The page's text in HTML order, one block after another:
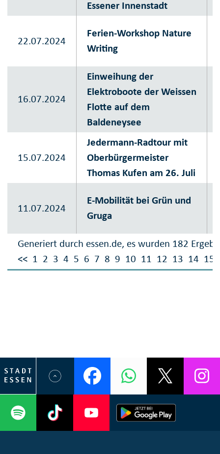
Generiert durch essen.de, es wurden 182
<< 1 2 3 4 5 6 7 8 9 10 11 12 13 14 15
Essener Innenstadt
22.07.2024
Ferien-Workshop Nature
Writing
16.07.2024
Einweihung der
Elektroboote der Weissen
Flotte auf dem
Baldeneysee
15.07.2024
Jedermann-Radtour mit
Oberbürgermeister
Thomas Kufen am 26. Juli
11.07.2024
E-Mobilität bei Grün und
Gruga